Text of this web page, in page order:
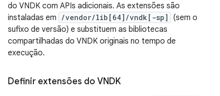
do VNDK com APIs adicionais. As extensões são
instaladas em
/vendor/lib[64]/vndk[-sp]
(sem o
sufixo de versão) e substituem as bibliotecas
compartilhadas do VNDK originais no tempo de
execução.
Definir extensões do VNDK